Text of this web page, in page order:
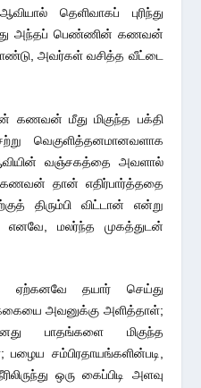
தெளிவாகப் புரிந்து
அந்தப் பெண்ணின் கணவன்
அவர்கள் வசித்த வீட்டை
மீது மிகுந்த பக்தி
வெகுளித்தனமானவளாக
வஞ்சகத்தை அவளால்
தான் எதிர்பார்த்ததை
திரும்பி விட்டான் என்று
மலர்ந்த முகத்துடன்
தயார் செய்து
அவனுக்கு அளித்தாள்;
பாதங்களை மிகுந்த
பழைய சம்பிரதாயங்களின்படி,
ஒரு கைப்பிடி அளவு